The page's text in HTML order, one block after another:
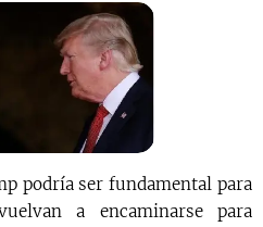
podría ser fundamental para
a encaminarse para